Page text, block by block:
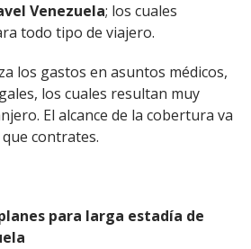
Venezuela; los cuales
todo tipo de viajero.
los gastos en asuntos médicos,
los cuales resultan muy
El alcance de la cobertura va
contrates.
para larga estadía de